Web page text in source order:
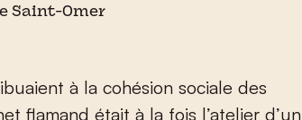
Saint-Omer
à la cohésion sociale des
flamand était à la fois l’atelier d’un